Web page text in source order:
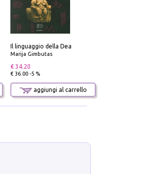
Il linguaggio della Dea
Marija Gimbutas
€ 34.20
€ 36.00 -5 %
aggiungi al carrello